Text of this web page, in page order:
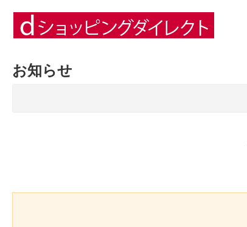
お知らせ